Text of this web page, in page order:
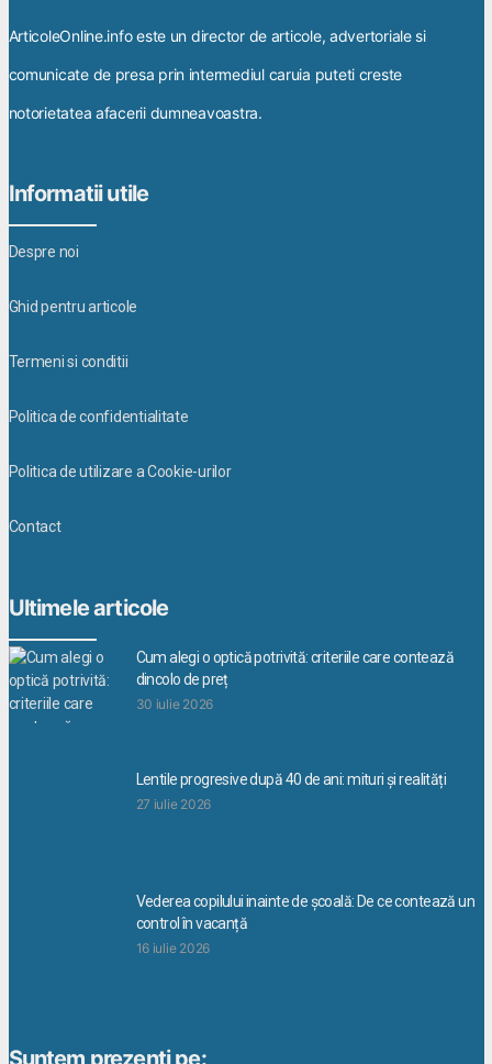
ArticoleOnline.info este un director de articole, advertoriale si
comunicate de presa prin intermediul caruia puteti creste
notorietatea afacerii dumneavoastra.
Informatii utile
Despre noi
Ghid pentru articole
Termeni si conditii
Politica de confidentialitate
Politica de utilizare a Cookie-urilor
Contact
Ultimele articole
Cum alegi o optică potrivită: criteriile care contează
dincolo de preț
30 iulie 2026
Lentile progresive după 40 de ani: mituri și realități
27 iulie 2026
Vederea copilului inainte de școală: De ce contează un
control în vacanță
16 iulie 2026
Suntem prezenti pe: